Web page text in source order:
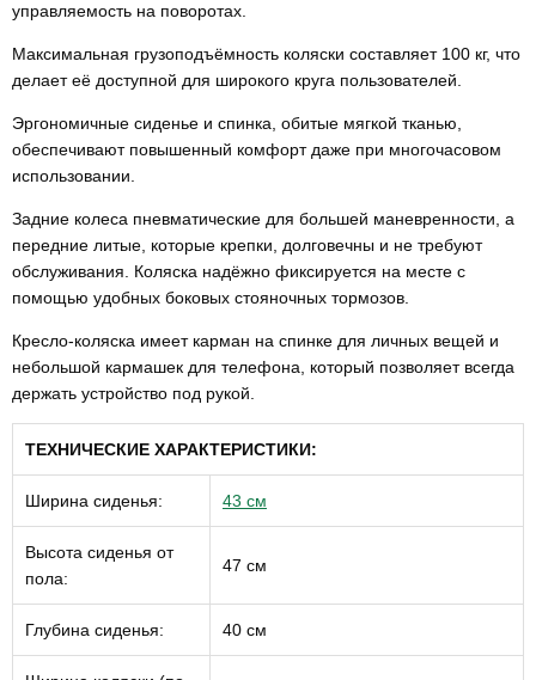
управляемость на поворотах.
Максимальная грузоподъёмность коляски составляет 100 кг, что
делает её доступной для широкого круга пользователей.
Эргономичные сиденье и спинка, обитые мягкой тканью,
обеспечивают повышенный комфорт даже при многочасовом
использовании.
Задние колеса пневматические для большей маневренности, а
передние литые, которые крепки, долговечны и не требуют
обслуживания. Коляска надёжно фиксируется на месте с
помощью удобных боковых стояночных тормозов.
Кресло-коляска имеет карман на спинке для личных вещей и
небольшой кармашек для телефона, который позволяет всегда
держать устройство под рукой.
ТЕХНИЧЕСКИЕ ХАРАКТЕРИСТИКИ:
Ширина сиденья: 43 см
Высота сиденья от
пола:
47 см
Глубина сиденья: 40 см